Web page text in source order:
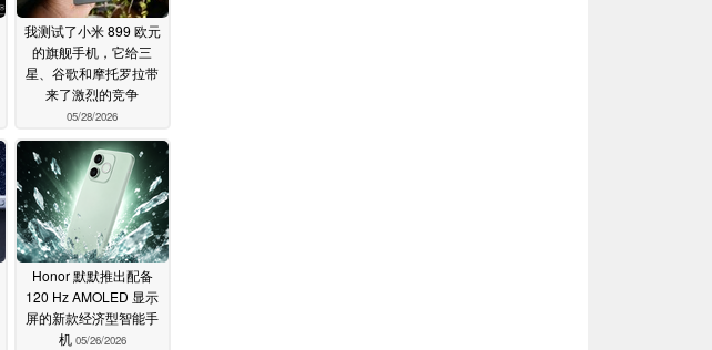
我测试了小米 899 欧元
的旗舰手机，它给三
星、谷歌和摩托罗拉带
来了激烈的竞争
05/28/2026
Honor 默默推出配备
120 Hz AMOLED 显示
屏的新款经济型智能手
机 05/26/2026